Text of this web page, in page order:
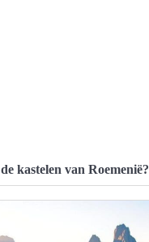
kastelen van Roemenië?